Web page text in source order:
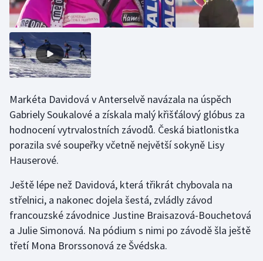
Judo
Krasobruslení
Lezení
Lyže a snowboard
Moderní pětiboj
Motorsport
Olympijské hry
Parasport
Plavání
Markéta Davidová v Anterselvě navázala na úspěch
Gabriely Soukalové a získala malý křišťálový glóbus za
hodnocení vytrvalostních závodů. Česká biatlonistka
porazila své soupeřky včetně největší sokyně Lisy
Hauserové.
Ještě lépe než Davidová, která třikrát chybovala na
střelnici, a nakonec dojela šestá, zvládly závod
francouzské závodnice Justine Braisazová-Bouchetová
a Julie Simonová. Na pódium s nimi po závodě šla ještě
třetí Mona Brorssonová ze Švédska.